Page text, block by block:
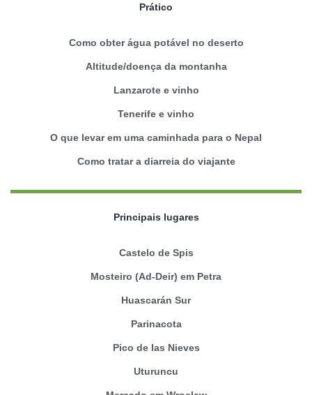
Prático
Como obter água potável no deserto
Altitude/doença da montanha
Lanzarote e vinho
Tenerife e vinho
O que levar em uma caminhada para o Nepal
Como tratar a diarreia do viajante
Principais lugares
Castelo de Spis
Mosteiro (Ad-Deir) em Petra
Huascarán Sur
Parinacota
Pico de las Nieves
Uturuncu